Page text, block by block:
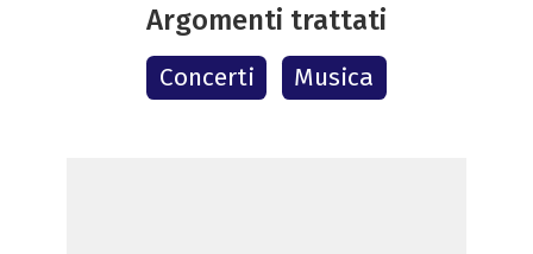
Argomenti trattati
Concerti Musica